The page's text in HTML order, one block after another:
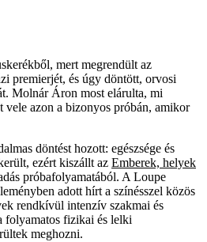
mert megrendült az
premierjét, és úgy döntött, orvosi
Molnár Áron most elárulta, mi
vele azon a bizonyos próbán, amikor
döntést hozott: egészsége és
ezért kiszállt az Emberek, helyek
próbafolyamatából. A Loupe
adott hírt a színésszel közös
rendkívül intenzív szakmai és
folyamatos fizikai és lelki
meghozni.